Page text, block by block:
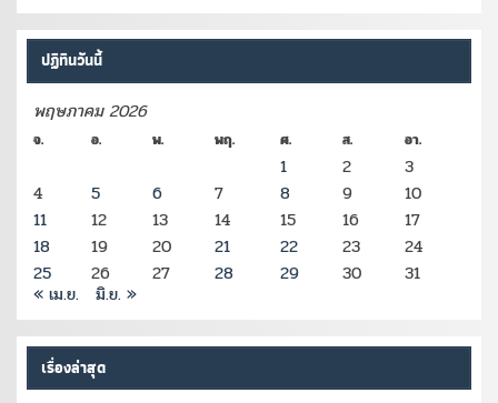
ปฏิทินวันนี้
พฤษภาคม 2026
จ. อ. พ. พฤ. ศ. ส. อา.
1 2
3
4
5 6 7 8 9
10
11
12 13 14 15 16
17
18
19 20 21 22 23
24
25
26 27 28 29 30 31
« เม.ย. มิ.ย. »
เรื่องล่าสุด